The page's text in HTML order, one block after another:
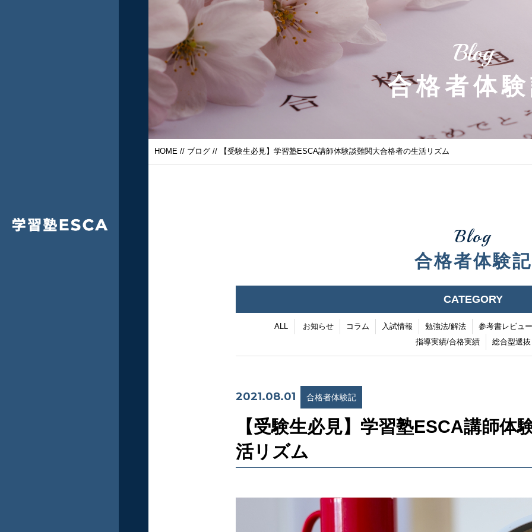
Blog
合格者体
HOME // ブログ // 【受験生必見】学習塾ESCA講師体験談難関大合格者の生活リズム
Blog
合格者体験記
CATEGORY
ALL お知らせ コラム 入試情報 勉強法/解法
参考書レビュー
指導実績/合格実績
総合型選抜
2021.08.01 合格者体験記
【受験生必見】学習塾ESCA講師体
活リズム